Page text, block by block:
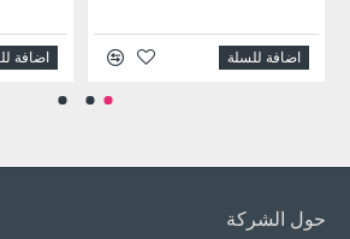
اضافة للسلة اضافة
حول الشركة